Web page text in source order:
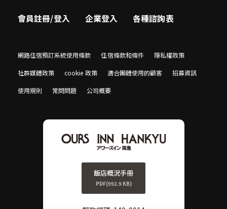
會員註冊/登入 企業登入 各種諮詢表
網路住宿預訂系統使用條款 住宿條款和條件 隱私權政策
社群媒體政策 cookie 政策 適合團體使用的顧客 招募資訊
使用規則 常問問題 公司概要
飯店概況手冊
PDF(992.9 KB)